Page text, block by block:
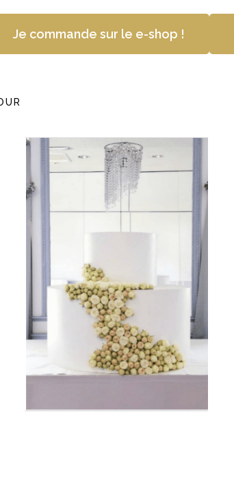
Je commande sur le e-shop !